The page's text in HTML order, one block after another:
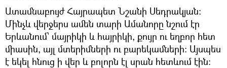
Ատամնաբույժ Հայրապետ Նշանի Սեդրակյան:
Մինչև վերջերս ամեն տարի Ամանորը նշում էր
Երևանում՝ մայրիկի և հայրիկի, քույր ու եղբոր հետ
միասին, այլ մտերիմների ու բարեկամների: Այսպես
է եկել հնուց ի վեր և բոլորն էլ սրան հետևում էին: